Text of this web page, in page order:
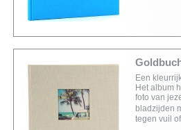
Een
Het album
foto van
bladzijden
tegen vuil